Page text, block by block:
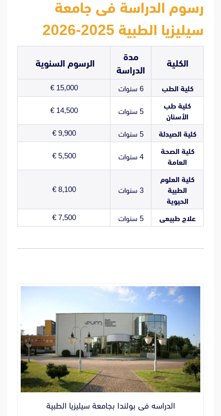
رسوم الدراسة فى جامعة
سيليزيا الطبية 2025-2026
الكلية
مدة
الدراسة
الرسوم السنوية
كلية الطب 6 سنوات 15,000 €
كلية طب
الأسنان
5 سنوات 14,500 €
كلية الصيدلة 5 سنوات 9,900 €
كلية الصحة
العامة
4 سنوات 5,500 €
كلية العلوم
الطبية
الحيوية
3 سنوات 8,100 €
علاج طبيعى 5 سنوات 7,500 €
الدراسه فى بولندا بجامعة سيليزيا الطبية